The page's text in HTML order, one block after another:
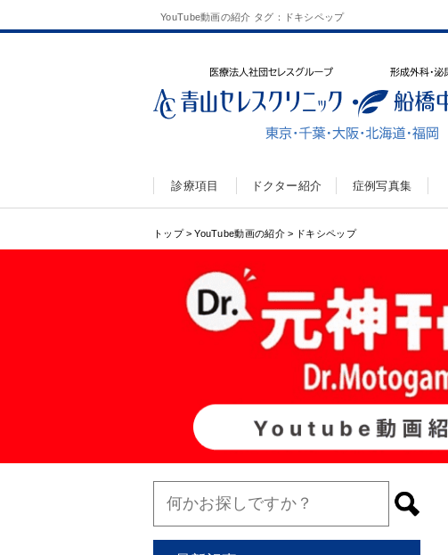
YouTube動画の紹介 タグ：ドキシペップ
診療項目 ドクター紹介 症例写真集
トップ > YouTube動画の紹介 > ドキシペップ